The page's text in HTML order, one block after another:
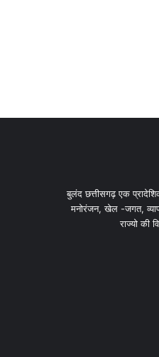
बुलंद छत्तीसगढ़ एक
मनोरंजन, खेल -जगत,
राज्यो की